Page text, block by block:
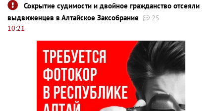
Сокрытие судимости и двойное гражданство отсеяли
выдвиженцев в Алтайское Заксобрание
25
10:21